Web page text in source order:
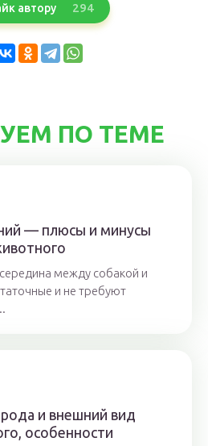
автору 294
ПО ТЕМЕ
— плюсы и минусы
между собакой и
и не требуют
и внешний вид
особенности